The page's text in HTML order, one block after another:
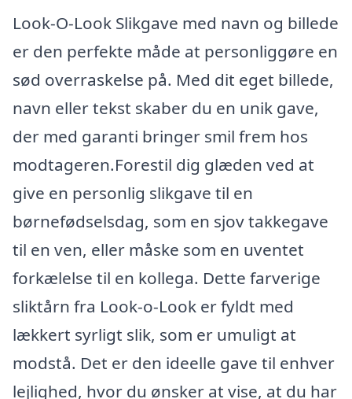
Look-O-Look Slikgave med navn og billede
er den perfekte måde at personliggøre en
sød overraskelse på. Med dit eget billede,
navn eller tekst skaber du en unik gave,
der med garanti bringer smil frem hos
modtageren.Forestil dig glæden ved at
give en personlig slikgave til en
børnefødselsdag, som en sjov takkegave
til en ven, eller måske som en uventet
forkælelse til en kollega. Dette farverige
sliktårn fra Look-o-Look er fyldt med
lækkert syrligt slik, som er umuligt at
modstå. Det er den ideelle gave til enhver
lejlighed, hvor du ønsker at vise, at du har